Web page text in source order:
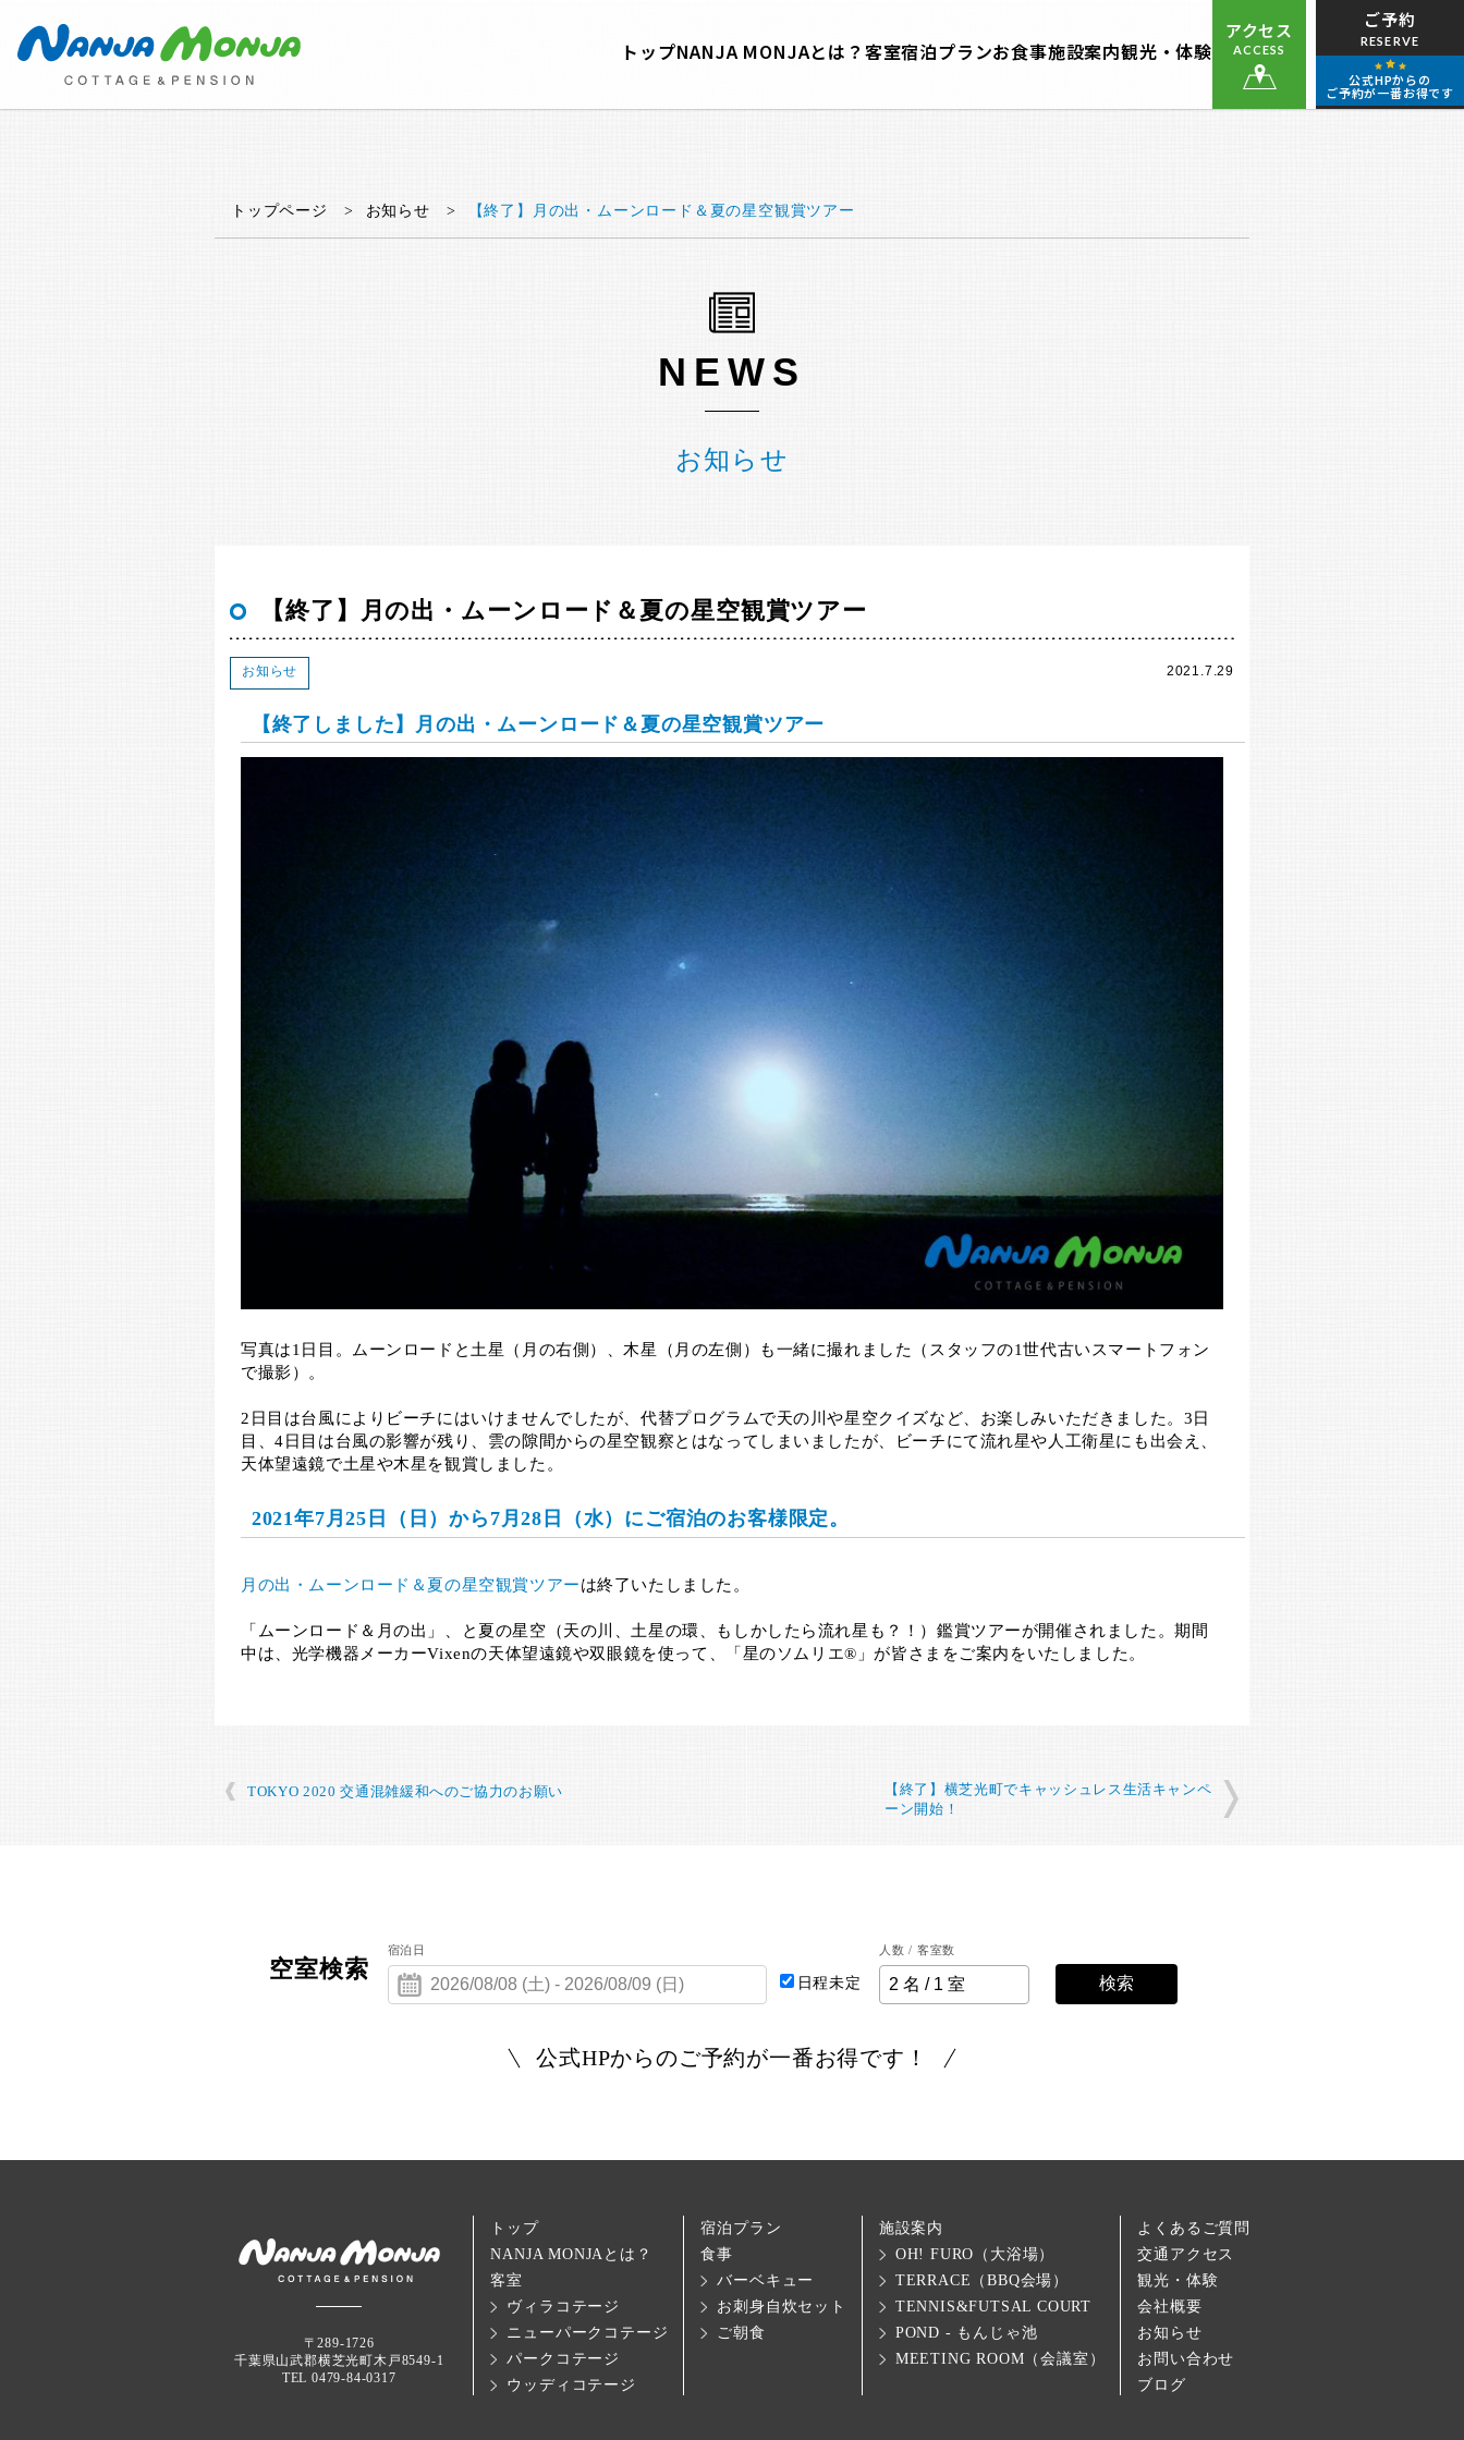
トップNANJA MONJAとは？ 客室宿泊プランお食事施設案内観光・体験
アクセス
ACCESS
ご予約
RESERVE
公式HPからの
ご予約が一番お得です
トップページ お知らせ 【終了】月の出・ムーンロード＆夏の星空観賞ツアー
NEWS
お知らせ
【終了】月の出・ムーンロード＆夏の星空観賞ツアー
お知らせ 2021.7.29
【終了しました】月の出・ムーンロード＆夏の星空観賞ツアー
写真は1日目。ムーンロードと土星（月の右側）、木星（月の左側）も一緒に撮れました（スタッフの1世代古いスマートフォン
で撮影）。
2日目は台風によりビーチにはいけませんでしたが、代替プログラムで天の川や星空クイズなど、お楽しみいただきました。3日
目、4日目は台風の影響が残り、雲の隙間からの星空観察とはなってしまいましたが、ビーチにて流れ星や人工衛星にも出会え、
天体望遠鏡で土星や木星を観賞しました。
2021年7月25日（日）から7月28日（水）にご宿泊のお客様限定。
月の出・ムーンロード＆夏の星空観賞ツアーは終了いたしました。
「ムーンロード＆月の出」、と夏の星空（天の川、土星の環、もしかしたら流れ星も？！）鑑賞ツアーが開催されました。期間
中は、光学機器メーカーVixenの天体望遠鏡や双眼鏡を使って、「星のソムリエ®」が皆さまをご案内をいたしました。
TOKYO 2020 交通混雑緩和へのご協力のお願い
【終了】横芝光町でキャッシュレス生活キャンペ
ーン開始！
空室検索
宿泊日
日程未定
人数 / 客室数
検索
公式HPからのご予約が一番お得です！
〒289-1726
千葉県山武郡横芝光町木戸8549-1
TEL 0479-84-0317
トップ
NANJA MONJAとは？
客室
ヴィラコテージ
ニューパークコテージ
パークコテージ
ウッディコテージ
宿泊プラン
食事
バーベキュー
お刺身自炊セット
ご朝食
施設案内
OH! FURO（大浴場）
TERRACE（BBQ会場）
TENNIS&FUTSAL COURT
POND - もんじゃ池
MEETING ROOM（会議室）
よくあるご質問
交通アクセス
観光・体験
会社概要
お知らせ
お問い合わせ
ブログ